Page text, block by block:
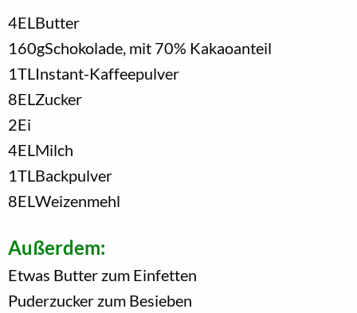
4EL Butter
160gSchokolade, mit 70% Kakaoanteil
1TL Instant-Kaffeepulver
8EL Zucker
2Ei
4EL Milch
1TL Backpulver
8EL Weizenmehl
Außerdem:
Etwas Butter zum Einfetten
Puderzucker zum Besieben